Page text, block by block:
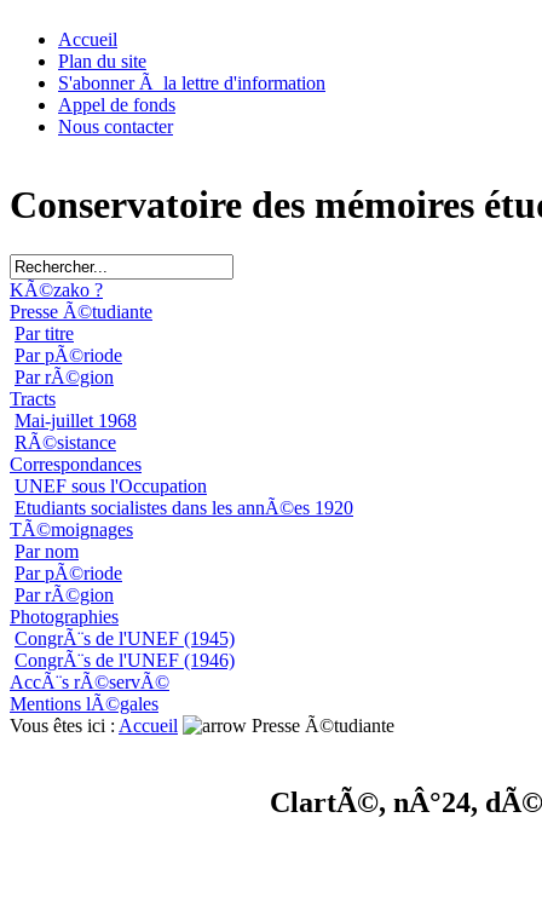
Accueil
Plan du site
S'abonner Ã la lettre d'information
Appel de fonds
Nous contacter
Conservatoire des mémoires
KÃ©zako ?
Presse Ã©tudiante
Par titre
Par pÃ©riode
Par rÃ©gion
Tracts
Mai-juillet 1968
RÃ©sistance
Correspondances
UNEF sous l'Occupation
Etudiants socialistes dans les annÃ©es 1920
TÃ©moignages
Par nom
Par pÃ©riode
Par rÃ©gion
Photographies
CongrÃ¨s de l'UNEF (1945)
CongrÃ¨s de l'UNEF (1946)
AccÃ¨s rÃ©servÃ©
Mentions lÃ©gales
Vous êtes ici : Accueil Presse Ã©tudiante
ClartÃ©, nÂ°24,